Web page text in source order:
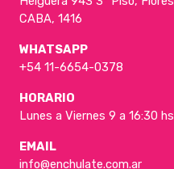
CABA, 1416
WHATSAPP
+54 11-6654-0378
HORARIO
Lunes a Viernes 9 a 16:30 hs
EMAIL
info@enchulate.com.ar